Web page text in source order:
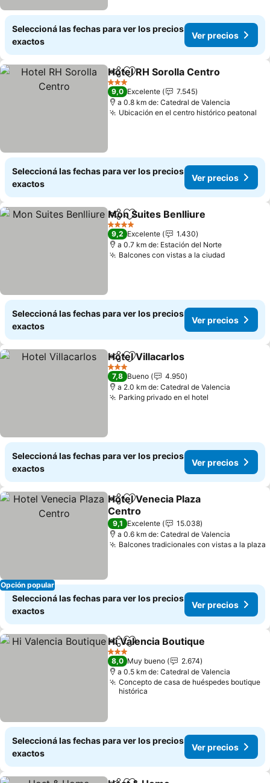
Seleccioná las fechas para ver los precios
exactos
Ver precios
CompartirAñadir a favoritos
Hotel RH Sorolla Centro
3 Estrellas
9,0 Excelente
7.545
a 0.8 km de: Catedral de Valencia
Ubicación en el centro histórico peatonal
Seleccioná las fechas para ver los precios
exactos
Ver precios
CompartirAñadir a favoritos
Mon Suites Benlliure
4 Estrellas
9,2 Excelente
1.430
a 0.7 km de: Estación del Norte
Balcones con vistas a la ciudad
Seleccioná las fechas para ver los precios
exactos
Ver precios
CompartirAñadir a favoritos
Hotel Villacarlos
3 Estrellas
7,8 Bueno
4.950
a 2.0 km de: Catedral de Valencia
Parking privado en el hotel
Seleccioná las fechas para ver los precios
exactos
Ver precios
Opción popular
CompartirAñadir a favoritos
Hotel Venecia Plaza
Centro
9,1 Excelente
15.038
a 0.6 km de: Catedral de Valencia
Balcones tradicionales con vistas a la plaza
Seleccioná las fechas para ver los precios
exactos
Ver precios
CompartirAñadir a favoritos
Hi Valencia Boutique
3 Estrellas
8,0 Muy bueno
2.674
a 0.5 km de: Catedral de Valencia
Concepto de casa de huéspedes boutique
histórica
Seleccioná las fechas para ver los precios
exactos
Ver precios